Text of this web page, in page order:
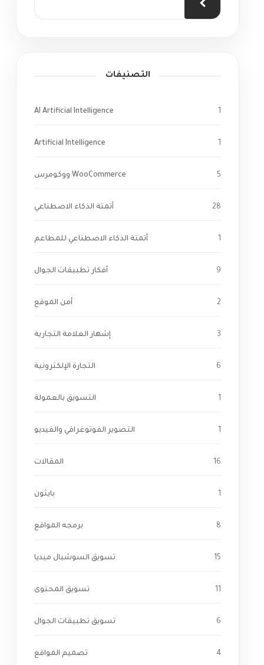
التصنيفات
AI Artificial Intelligence 1
Artificial Intelligence 1
WooCommerce ووكومرس 5
أتمتة الذكاء الاصطناعي 28
أتمتة الذكاء الاصطناعي للمطاعم 1
أفكار تطبيقات الجوال 9
أمن الموقع 2
إشهار العلامة التجارية 3
التجارة الإلكترونية 6
التسويق بالعمولة 1
التصوير الفوتوغرافي والفيديو 1
المقالات 16
بايثون 1
برمجه المواقع 8
تسويق السوشيال ميديا 15
تسويق المحتوى 11
تسويق تطبيقات الجوال 6
تصميم المواقع 4